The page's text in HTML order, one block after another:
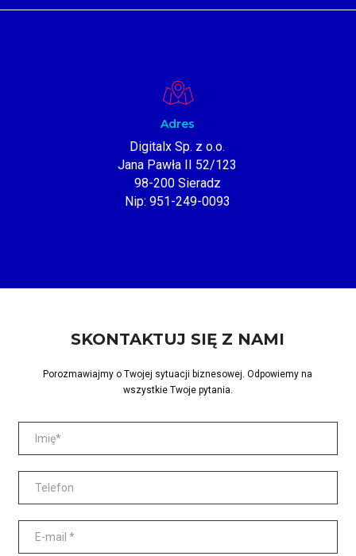
Adres
Digitalx Sp. z o.o.
Jana Pawła II 52/123
98-200 Sieradz
Nip: 951-249-0093
SKONTAKTUJ SIĘ Z NAMI
Porozmawiajmy o Twojej sytuacji biznesowej. Odpowiemy na
wszystkie Twoje pytania.